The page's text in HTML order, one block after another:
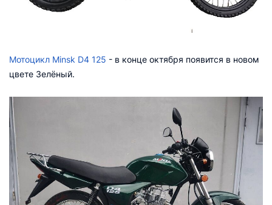
Мотоцикл Minsk D4 125 - в конце октября появится в новом
цвете Зелёный.